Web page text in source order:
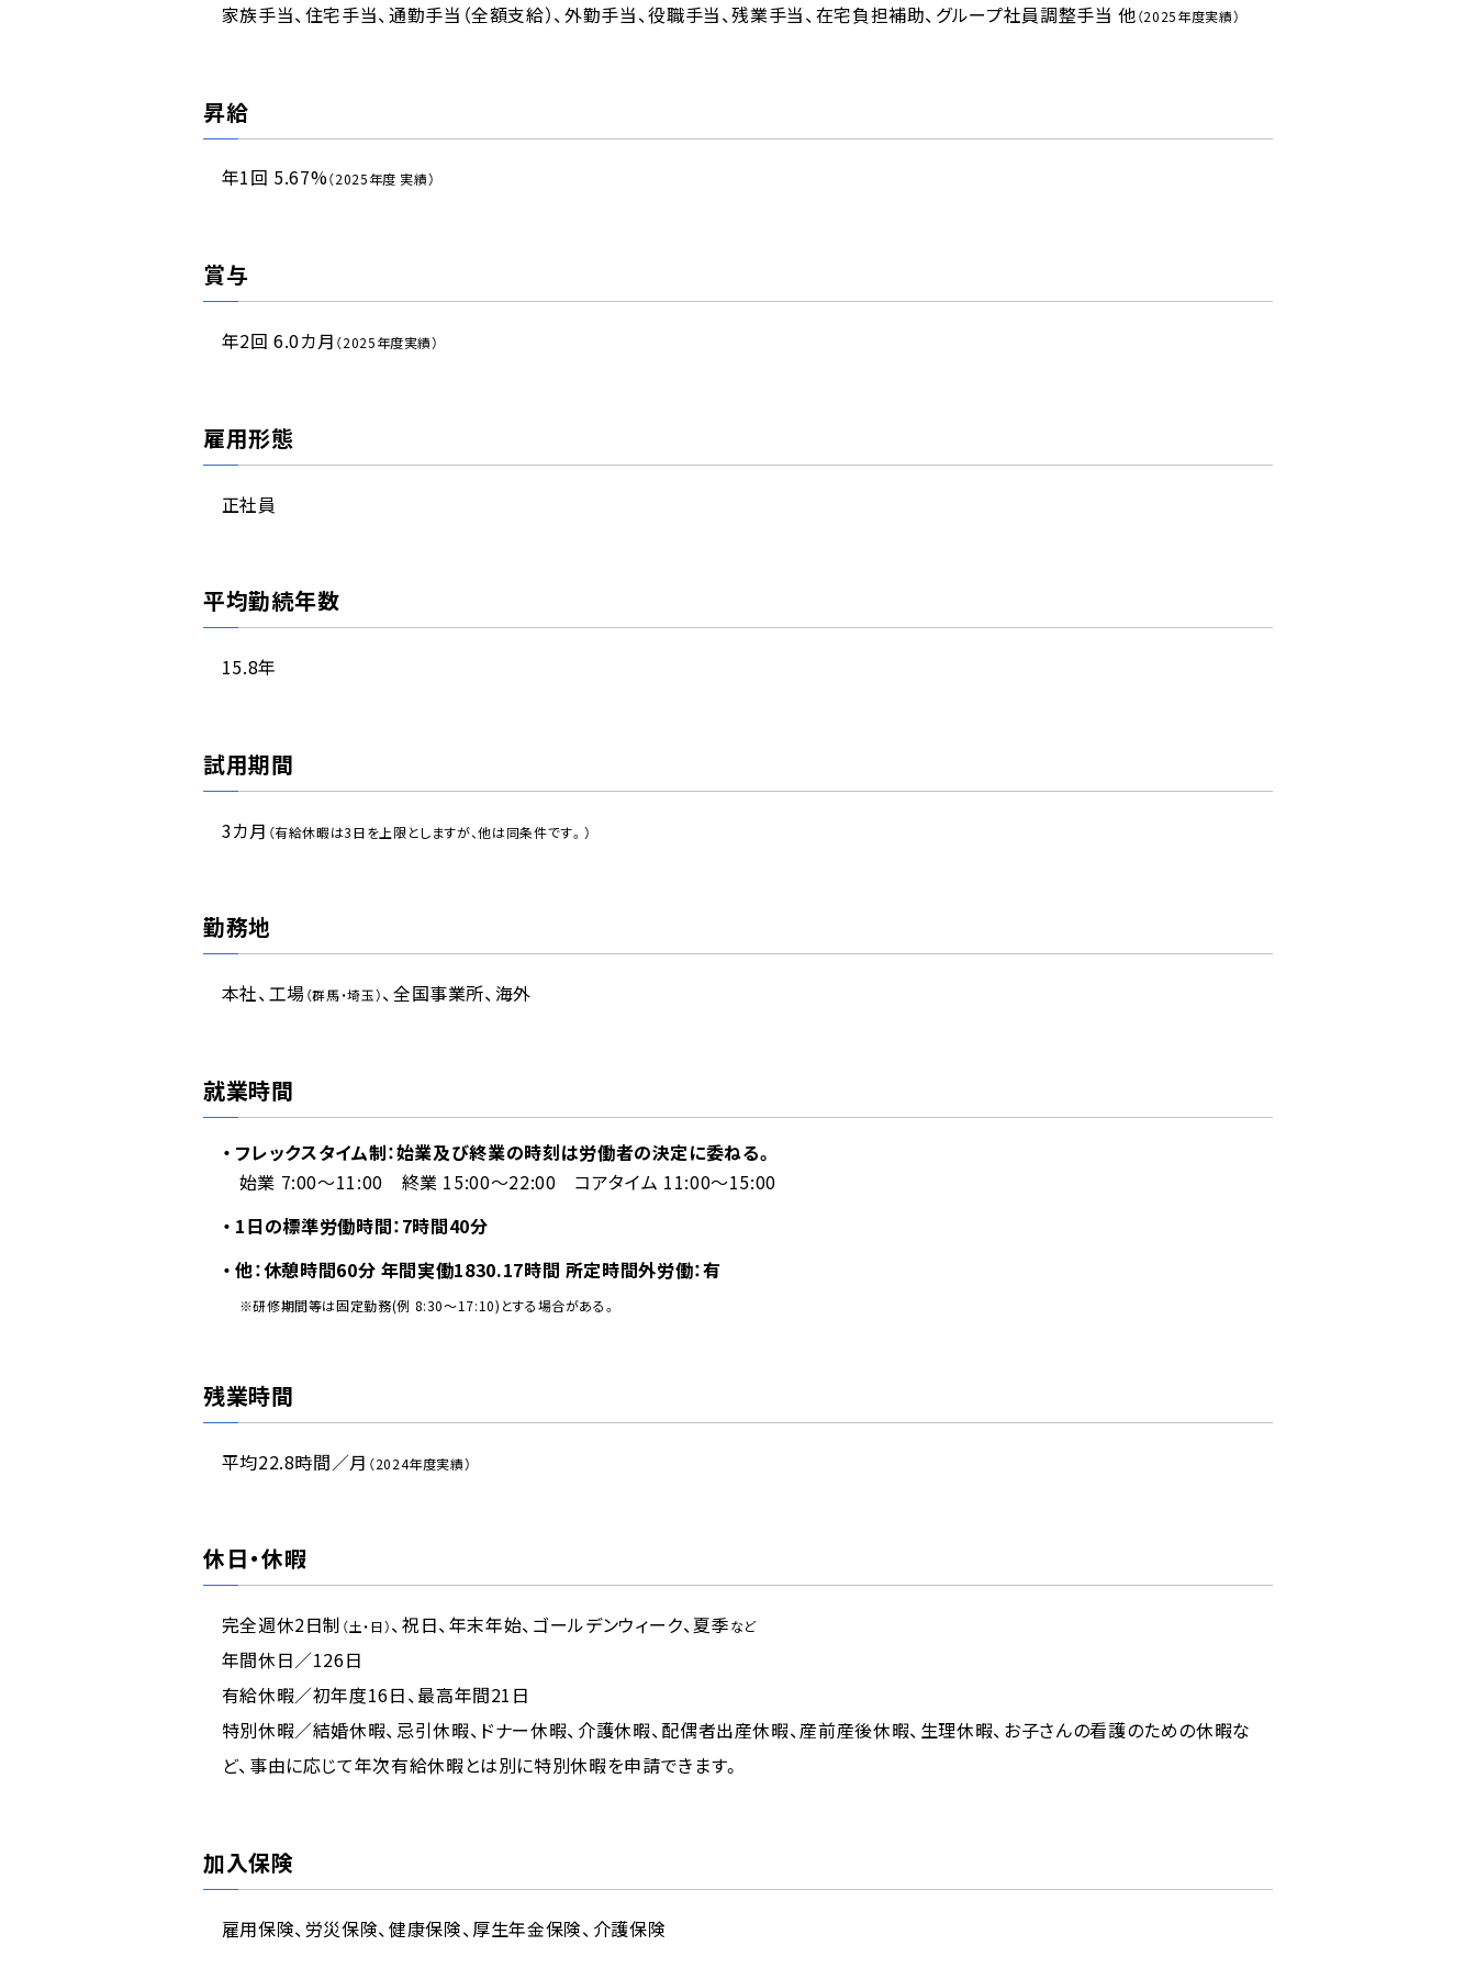
家族手当、住宅手当、通勤手当（全額支給）、外勤手当、役職手当、残業手当、在宅負担補助、グループ社員調整手当 他（2025年度実績）
昇給
年1回 5.67%（2025年度 実績）
賞与
年2回 6.0カ月 （2025年度実績）
雇用形態
正社員
平均勤続年数
15.8年
試用期間
3カ月 （有給休暇は3日を上限としますが、他は同条件です。）
勤務地
本社、工場 （群馬・埼玉）、全国事業所、海外
就業時間
フレックスタイム制：始業及び終業の時刻は労働者の決定に委ねる。
始業 7:00～11:00 終業 15:00～22:00 コアタイム 11:00～15:00
1日の標準労働時間：7時間40分
他：休憩時間60分 年間実働1830.17時間 所定時間外労働：有
※研修期間等は固定勤務(例 8:30～17:10)とする場合がある。
残業時間
平均22.8時間／月 （2024年度実績）
休日・休暇
完全週休2日制 （土・日）、祝日、年末年始、ゴールデンウィーク、夏季など
年間休日／126日
有給休暇／初年度16日、最高年間21日
特別休暇／結婚休暇、忌引休暇、ドナー休暇、介護休暇、配偶者出産休暇、産前産後休暇、生理休暇、お子さんの看護のための休暇な
ど、事由に応じて年次有給休暇とは別に特別休暇を申請できます。
加入保険
雇用保険、労災保険、健康保険、厚生年金保険、介護保険